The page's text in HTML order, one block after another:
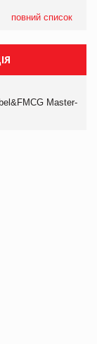
повний список
Master-